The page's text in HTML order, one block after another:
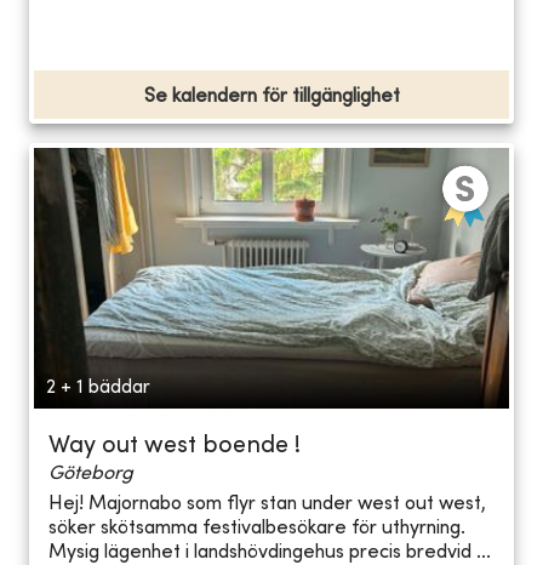
Se kalendern för tillgänglighet
2 + 1 bäddar
Way out west boende !
Göteborg
Hej! Majornabo som flyr stan under west out west,
söker skötsamma festivalbesökare för uthyrning.
Mysig lägenhet i landshövdingehus precis bredvid ...